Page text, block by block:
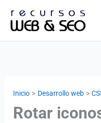
Inicio Desarrollo web
Rotar